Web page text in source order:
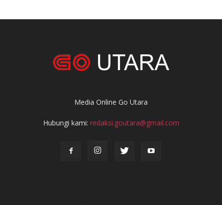
Media Online Go Utara
Hubungi kami: redaksi.goutara@gmail.com